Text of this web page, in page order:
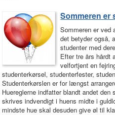
Sommeren er
Sommeren er
det betyder også,
studenter med
Efter tre års hårdt
velfortjent en
studenterkørsel, studenterfester,
Studenterkørslen er for længst
Huereglerne indfatter blandt andet
skrives indvendigt i huens midte i
mindste hue skal desuden give øl til